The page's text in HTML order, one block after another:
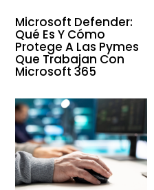
Microsoft Defender:
Qué Es Y Cómo
Protege A Las Pymes
Que Trabajan Con
Microsoft 365